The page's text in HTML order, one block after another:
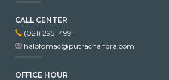
CALL CENTER
(021) 2951 4991
halofomac@putrachandra.com
OFFICE HOUR